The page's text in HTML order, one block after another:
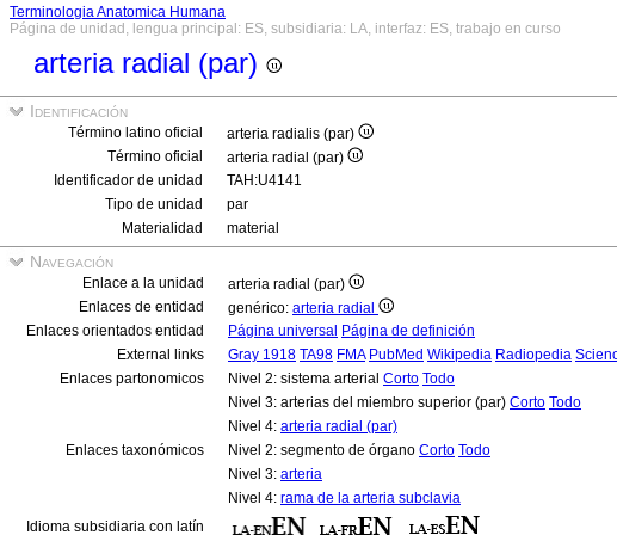
Terminologia Anatomica Humana
Página de unidad, lengua principal: ES, subsidiaria: LA, interfaz: ES, trabajo en curso
arteria radial (par)
Identificación
Término latino oficial
arteria radialis (par)
Término oficial
arteria radial (par)
Identificador de unidad
TAH:U4141
Tipo de unidad
par
Materialidad
material
Navegación
Enlace a la unidad
arteria radial (par)
Enlaces de entidad
genérico: arteria radial
Enlaces orientados entidad
Página universal Página de definición
External links
Gray 1918 TA98 FMA PubMed Wikipedia Radiopedia
Enlaces partonomicos
Nivel 2: sistema arterial Corto Todo
Nivel 3: arterias del miembro superior (par) Corto Todo
Nivel 4: arteria radial (par)
Enlaces taxonómicos
Nivel 2: segmento de órgano Corto Todo
Nivel 3: arteria
Nivel 4: rama de la arteria subclavia
Idioma subsidiaria con latín